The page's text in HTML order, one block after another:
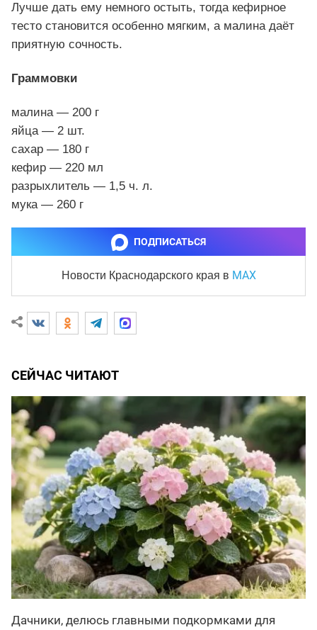
Лучше дать ему немного остыть, тогда кефирное
тесто становится особенно мягким, а малина даёт
приятную сочность.
Граммовки
малина — 200 г
яйца — 2 шт.
сахар — 180 г
кефир — 220 мл
разрыхлитель — 1,5 ч. л.
мука — 260 г
ПОДПИСАТЬСЯ
Новости Краснодарского края в MAX
СЕЙЧАС ЧИТАЮТ
Дачники, делюсь главными подкормками для